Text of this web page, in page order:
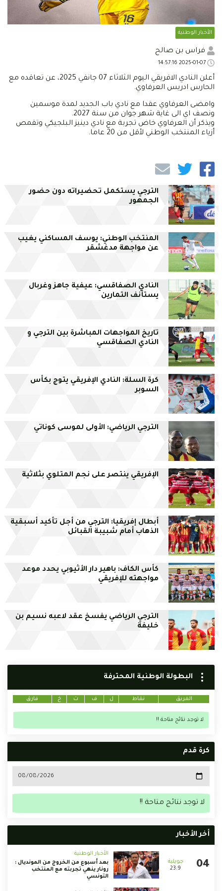
الأخبار الوطنية
فراس بن صالح
أعلن النادي الافريقي اليوم الثلاثاء 07 جانفي 2025، عن تعاقده مع
الحارس ادريس العرفاوي.
وامضى العرفاوي عقدا مع نادي باب الجديد لمدة موسمين
ونصف اي الى غاية شهر جوان من سنة 2027.
ويذكر أن العرفاوي خاض تجربة مع نادي دينيز البلجيكي وتقمص
أزياء المنتخب الوطني لأقل من 20 عاما.
الترجي يستكمل تحضيراته دون حضور
الجمهور
المنتخب الوطني: يوسف المساكني يغيب
عن مواجهة مدغشقر
النادي الصفاقسي: عيفية جاهز وغربال
يستأنف التمارين
تاريخ المواجهات المباشرة بين الترجي و
النادي الصفاقسي
كرة السلة: النادي الإفريقي يتوج بكأس
السوبر
الترجي الرياضي: الأولى لموسى كوناتي
الإفريقي ينتصر على نجم المتلوي بثلاثية
أبطال إفريقيا: الترجي من أجل تأكيد أسبقية
الذهاب أمام شبيبة القبائل
كأس الكاف: باهير دار الأثيوبي يحدد موعد
مواجهته للإفريقي
الترجي الرياضي يفسخ عقد لاعبه نسيم بن
خليفة
البطولة الوطنية المحترفة
الفريق نقاط ل ف ت خ فارق
لا توجد نتائج متاحة !!
كرة قدم
لا توجد نتائج متاحة !!
أخر الأخبار
23:9
الأخبار الوطنية
بعد أسبوع من الخروج من المونديال :
رونار ينهي تجربته مع المنتخب
التونسي